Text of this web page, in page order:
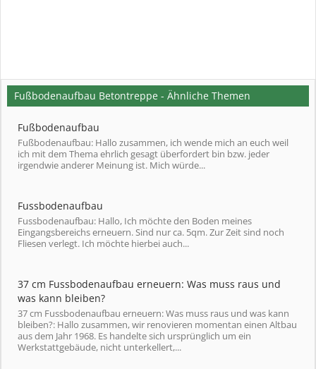
Fußbodenaufbau Betontreppe - Ähnliche Themen
Fußbodenaufbau
Fußbodenaufbau: Hallo zusammen, ich wende mich an euch weil
ich mit dem Thema ehrlich gesagt überfordert bin bzw. jeder
irgendwie anderer Meinung ist. Mich würde...
Fussbodenaufbau
Fussbodenaufbau: Hallo, Ich möchte den Boden meines
Eingangsbereichs erneuern. Sind nur ca. 5qm. Zur Zeit sind noch
Fliesen verlegt. Ich möchte hierbei auch...
37 cm Fussbodenaufbau erneuern: Was muss raus und
was kann bleiben?
37 cm Fussbodenaufbau erneuern: Was muss raus und was kann
bleiben?: Hallo zusammen, wir renovieren momentan einen Altbau
aus dem Jahr 1968. Es handelte sich ursprünglich um ein
Werkstattgebäude, nicht unterkellert,...